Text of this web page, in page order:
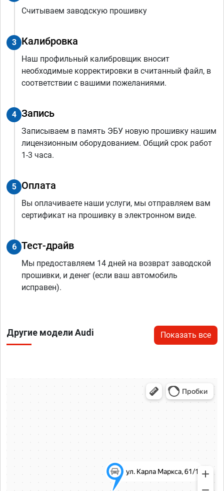
Считываем заводскую прошивку
3 Калибровка
Наш профильный калибровщик вносит
необходимые корректировки в считанный файл, в
соответствии с вашими пожеланиями.
4 Запись
Записываем в память ЭБУ новую прошивку нашим
лицензионным оборудованием. Общий срок работ
1-3 часа.
5 Оплата
Вы оплачиваете наши услуги, мы отправляем вам
сертификат на прошивку в электронном виде.
6 Тест-драйв
Мы предоставляем 14 дней на возврат заводской
прошивки, и денег (если ваш автомобиль
исправен).
Другие модели Audi Показать все